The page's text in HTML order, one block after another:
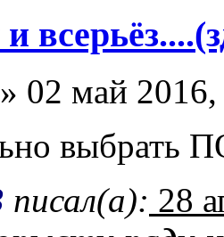
» 02 май
писал(а): 28